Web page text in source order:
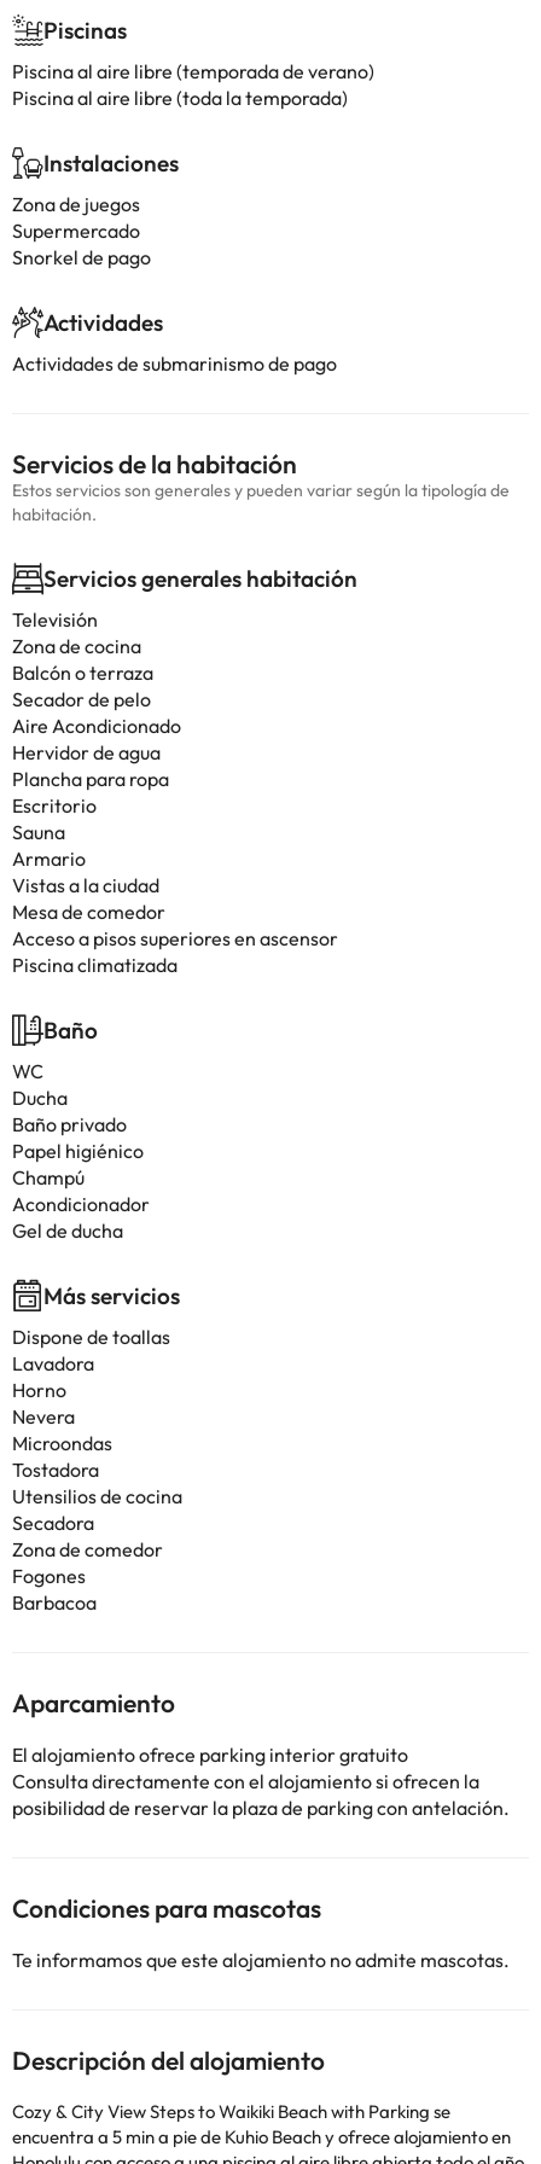
Piscinas
Piscina al aire libre (temporada de verano)
Piscina al aire libre (toda la temporada)
Instalaciones
Zona de juegos
Supermercado
Snorkel de pago
Actividades
Actividades de submarinismo de pago
Servicios de la habitación
Estos servicios son generales y pueden variar según la tipología de
habitación.
Servicios generales habitación
Televisión
Zona de cocina
Balcón o terraza
Secador de pelo
Aire Acondicionado
Hervidor de agua
Plancha para ropa
Escritorio
Sauna
Armario
Vistas a la ciudad
Mesa de comedor
Acceso a pisos superiores en ascensor
Piscina climatizada
Baño
WC
Ducha
Baño privado
Papel higiénico
Champú
Acondicionador
Gel de ducha
Más servicios
Dispone de toallas
Lavadora
Horno
Nevera
Microondas
Tostadora
Utensilios de cocina
Secadora
Zona de comedor
Fogones
Barbacoa
Aparcamiento
El alojamiento ofrece parking interior gratuito
Consulta directamente con el alojamiento si ofrecen la
posibilidad de reservar la plaza de parking con antelación.
Condiciones para mascotas
Te informamos que este alojamiento no admite mascotas.
Descripción del alojamiento
Cozy & City View Steps to Waikiki Beach with Parking se
encuentra a 5 min a pie de Kuhio Beach y ofrece alojamiento en